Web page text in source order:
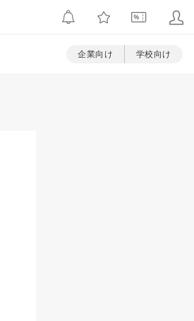
企業向け 学校向け